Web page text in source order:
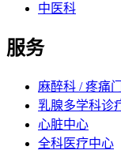
中医科
服务
麻醉科 / 疼痛
乳腺多学科诊
心脏中心
全科医疗中心